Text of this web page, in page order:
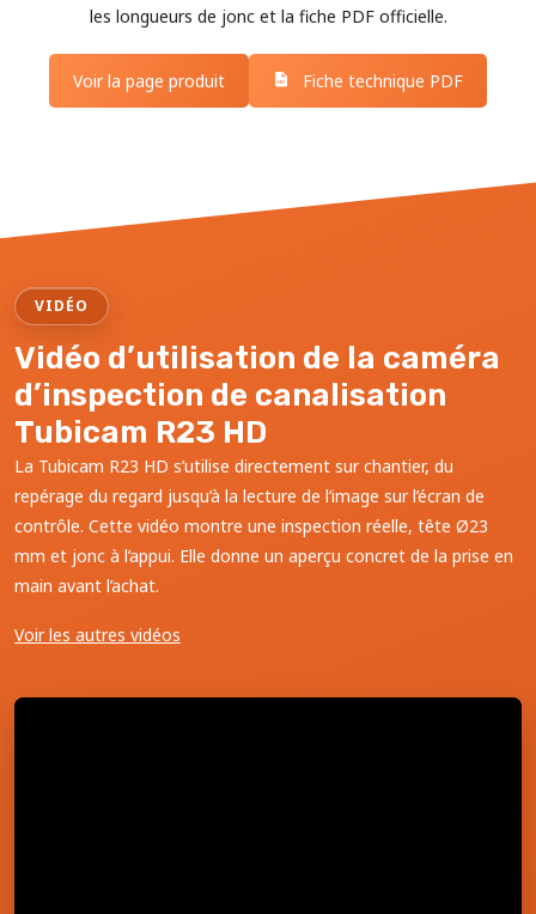
les longueurs de jonc et la fiche PDF officielle.
Voir la page produit Fiche technique PDF
VIDÉO
Vidéo d’utilisation de la caméra
d’inspection de canalisation
Tubicam R23 HD
La Tubicam R23 HD s’utilise directement sur chantier, du
repérage du regard jusqu’à la lecture de l’image sur l’écran de
contrôle. Cette vidéo montre une inspection réelle, tête Ø23
mm et jonc à l’appui. Elle donne un aperçu concret de la prise en
main avant l’achat.
Voir les autres vidéos